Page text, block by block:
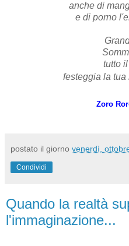
anche di
e di porno
tutto
festeggia la tua
Zoro
postato il giorno venerdì,
Condividi
Quando la realtà
l'immaginazione...